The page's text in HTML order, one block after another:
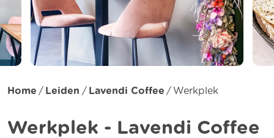
Home Leiden Lavendi Coffee Werkplek
Werkplek - Lavendi Coffee